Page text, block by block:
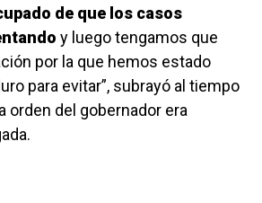
de que los casos
y luego tengamos que
por la que hemos estado
para evitar”, subrayó al tiempo
orden del gobernador era